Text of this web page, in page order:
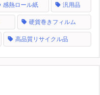
感熱ロール紙 汎用品
硬貨巻きフィルム
高品質リサイクル品